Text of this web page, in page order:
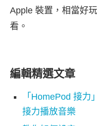
Apple 裝置，相當好
看。
編輯精選文章
「HomePod 接
接力播放音樂